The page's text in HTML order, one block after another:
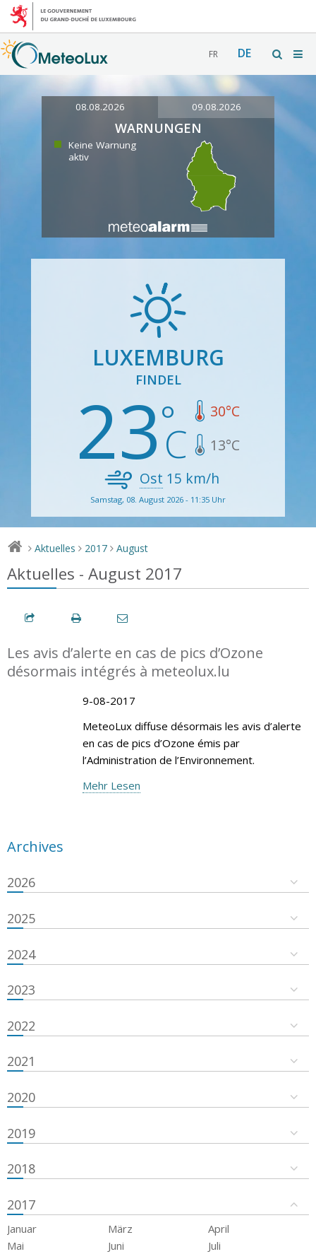
FR DE
08.08.2026 09.08.2026
WARNUNGEN
Keine Warnung
aktiv
LUXEMBURG
FINDEL
23 30°C
13°C
Ost 15 km/h
Samstag, 08. August 2026 - 11:35 Uhr
> Aktuelles > 2017 > August
Aktuelles - August 2017
Les avis d’alerte en cas de pics d’Ozone
désormais intégrés à meteolux.lu
9-08-2017
MeteoLux diffuse désormais les avis d’alerte
en cas de pics d’Ozone émis par
l’Administration de l’Environnement.
Mehr Lesen
Archives
2026
2025
2024
2023
2022
2021
2020
2019
2018
2017
Januar März
April
Mai
Juni
Juli